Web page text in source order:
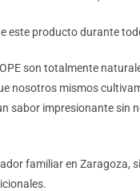
este producto durante
son totalmente
nosotros mismos
sabor impresionante sin
familiar en Zaragoza,